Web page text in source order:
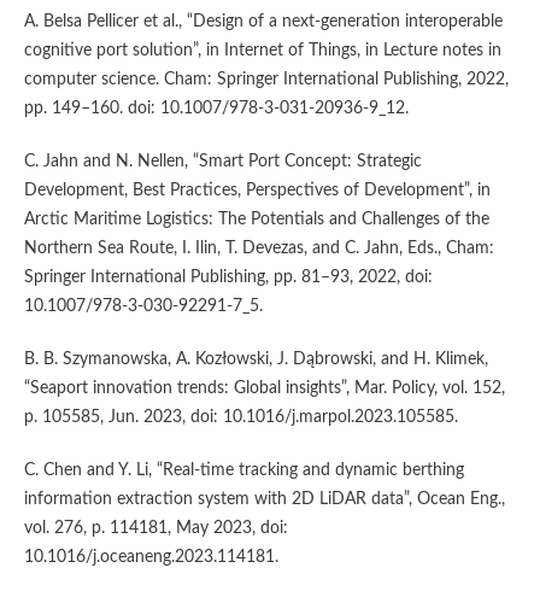
A. Belsa Pellicer et al., “Design of a next-generation interoperable
cognitive port solution”, in Internet of Things, in Lecture notes in
computer science. Cham: Springer International Publishing, 2022,
pp. 149–160. doi: 10.1007/978-3-031-20936-9_12.
C. Jahn and N. Nellen, “Smart Port Concept: Strategic
Development, Best Practices, Perspectives of Development”, in
Arctic Maritime Logistics: The Potentials and Challenges of the
Northern Sea Route, I. Ilin, T. Devezas, and C. Jahn, Eds., Cham:
Springer International Publishing, pp. 81–93, 2022, doi:
10.1007/978-3-030-92291-7_5.
B. B. Szymanowska, A. Kozłowski, J. Dąbrowski, and H. Klimek,
“Seaport innovation trends: Global insights”, Mar. Policy, vol. 152,
p. 105585, Jun. 2023, doi: 10.1016/j.marpol.2023.105585.
C. Chen and Y. Li, “Real-time tracking and dynamic berthing
information extraction system with 2D LiDAR data”, Ocean Eng.,
vol. 276, p. 114181, May 2023, doi:
10.1016/j.oceaneng.2023.114181.